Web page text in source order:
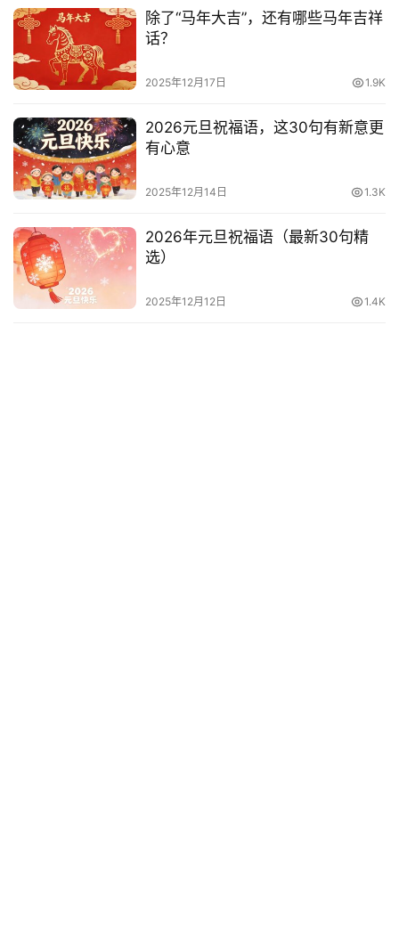
除了“马年大吉”，还有哪些马年吉祥
话？
2025年12月17日 1.9K
2026元旦祝福语，这30句有新意更
有心意
2025年12月14日 1.3K
2026年元旦祝福语（最新30句精
选）
2025年12月12日 1.4K